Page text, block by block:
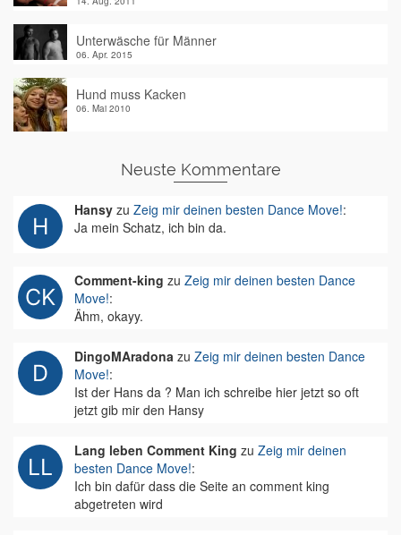
Unterwäsche für Männer
06. Apr. 2015
Hund muss Kacken
06. Mai 2010
Neuste Kommentare
Hansy zu Zeig mir deinen besten Dance Move!:
Ja mein Schatz, ich bin da.
Comment-king zu Zeig mir deinen besten Dance
Move!:
Ähm, okayy.
DingoMAradona zu Zeig mir deinen besten Dance
Move!:
Ist der Hans da ? Man ich schreibe hier jetzt so oft
jetzt gib mir den Hansy
Lang leben Comment King zu Zeig mir deinen
besten Dance Move!:
Ich bin dafür dass die Seite an comment king
abgetreten wird